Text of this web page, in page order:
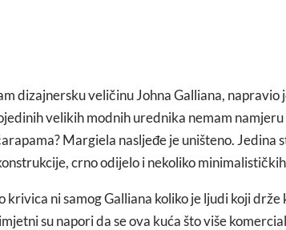
dizajnersku veličinu Johna Galliana, napravio
velikih modnih urednika nemam
Margiela nasljeđe je uništeno. Jedina
crno odijelo i nekoliko
krivica ni samog Galliana koliko je ljudi koji
su napori da se ova kuća što više